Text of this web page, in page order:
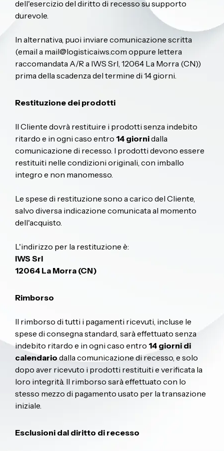
dell'esercizio del diritto di recesso su supporto
durevole.
In alternativa, puoi inviare comunicazione scritta
(email a mail@logisticaiws.com oppure lettera
raccomandata A/R a IWS Srl, 12064 La Morra (CN))
prima della scadenza del termine di 14 giorni.
Restituzione dei prodotti
Il Cliente dovrà restituire i prodotti senza indebito
ritardo e in ogni caso entro 14 giornidalla
comunicazione di recesso. I prodotti devono essere
restituiti nelle condizioni originali, con imballo
integro e non manomesso.
Le spese di restituzione sono a carico del Cliente,
salvo diversa indicazione comunicata al momento
dell'acquisto.
L'indirizzo per la restituzione è:
IWS Srl
12064 La Morra (CN)
Rimborso
Il rimborso di tutti i pagamenti ricevuti, incluse le
spese di consegna standard, sarà effettuato senza
indebito ritardo e in ogni caso entro 14 giorni di
calendariodalla comunicazione di recesso, e solo
dopo aver ricevuto i prodotti restituiti e verificata la
loro integrità. Il rimborso sarà effettuato con lo
stesso mezzo di pagamento usato per la transazione
iniziale.
Esclusioni dal diritto di recesso